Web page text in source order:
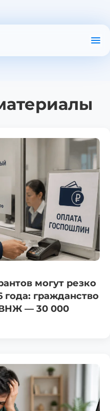
могут резко
года: гражданство
— 30 000